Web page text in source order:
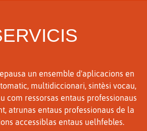
un ensemble d'aplicacions en
multidiccionari, sintèsi vocau,
com ressorsas entaus professionaus
atrunas entaus professionaus de la
accessiblas entaus uelhfebles.